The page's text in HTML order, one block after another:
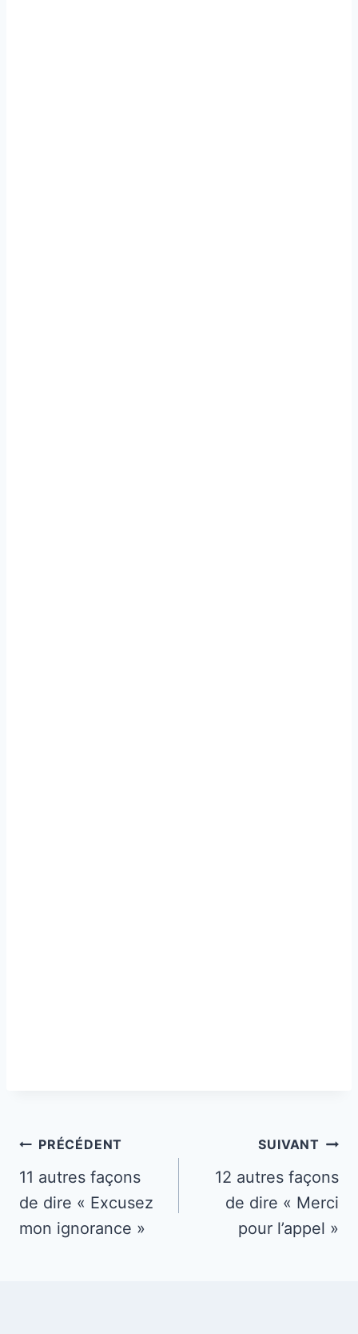
Navigation
de
l’article
PRÉCÉDENT
11 autres façons
de dire « Excusez
mon ignorance »
SUIVANT
12 autres façons
de dire « Merci
pour l’appel »